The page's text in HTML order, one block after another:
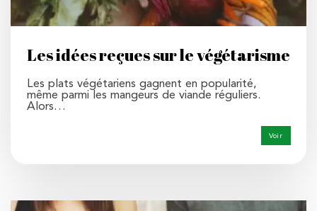
Les idées reçues sur le végétarisme
Les plats végétariens gagnent en popularité,
même parmi les mangeurs de viande réguliers.
Alors…
Voir